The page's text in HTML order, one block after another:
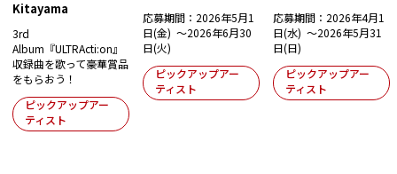
Kitayama
3rd
Album『ULTRActi:on』
収録曲を歌って豪華賞品
をもらおう！
ピックアップアー
ティスト
応募期間：2026年5月1
日(金) ～2026年6月30
日(火)
ピックアップアー
ティスト
応募期間：2026年4月1
日(水) ～2026年5月31
日(日)
ピックアップアー
ティスト